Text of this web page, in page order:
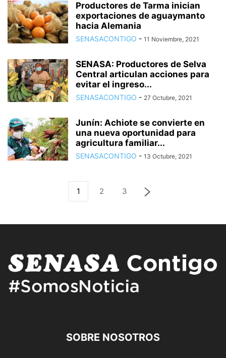
Productores de Tarma inician
exportaciones de aguaymanto
hacia Alemania
SENASACONTIGO - 11 Noviembre, 2021
SENASA: Productores de Selva
Central articulan acciones para
evitar el ingreso...
SENASACONTIGO - 27 Octubre, 2021
Junín: Achiote se convierte en
una nueva oportunidad para
agricultura familiar...
SENASACONTIGO - 13 Octubre, 2021
1 2 3
SOBRE NOSOTROS